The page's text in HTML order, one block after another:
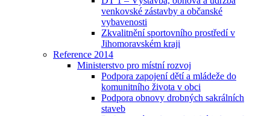
venkovské zástavby a občanské
vybavenosti
Zkvalitnění sportovního prostředí v
Jihomoravském kraji
Reference 2014
Ministerstvo pro místní rozvoj
Podpora zapojení dětí a mládeže do
komunitního života v obci
Podpora obnovy drobných sakrálních
staveb